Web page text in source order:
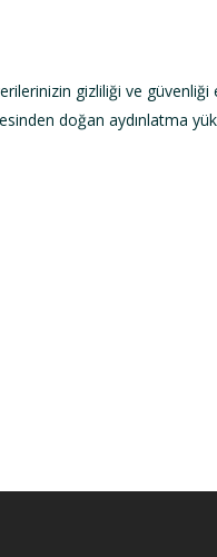
gizliliği ve
doğan aydınlatma